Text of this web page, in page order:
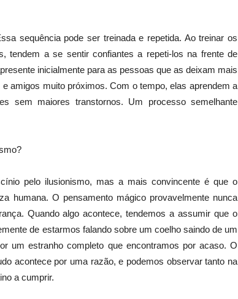
sequência pode ser treinada e repetida. Ao treinar os
tendem a se sentir confiantes a repeti-los na frente de
inicialmente para as pessoas que as deixam mais
amigos muito próximos. Com o tempo, elas aprendem a
sem maiores transtornos. Um processo semelhante
pelo ilusionismo, mas a mais convincente é que o
humana. O pensamento mágico provavelmente nunca
Quando algo acontece, tendemos a assumir que o
de estarmos falando sobre um coelho saindo de um
um estranho completo que encontramos por acaso. O
acontece por uma razão, e podemos observar tanto na
a cumprir.